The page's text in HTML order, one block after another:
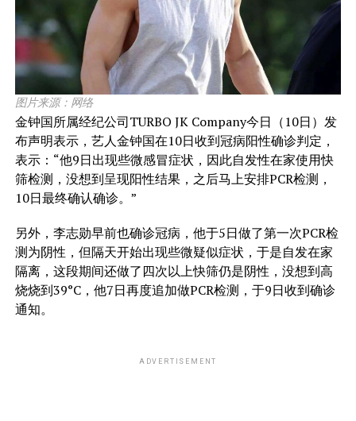
图片来源：网络
金钟国所属经纪公司TURBO JK Company今日（10日）发
布声明表示，艺人金钟国在10日收到冠病阳性确诊判定，
表示：“他9日出现些微感冒症状，因此自发性在家使用快
筛检测，没想到呈现阳性结果，之后马上安排PCR检测，
10日最终确认确诊。”
另外，李志勋早前也确诊冠病，他于5日做了第一次PCR检
测为阴性，但隔天开始出现些微疑似症状，于是自发在家
隔离，这段期间还做了四次以上快筛仍是阴性，没想到高
烧烧到39°C，他7日再度追加做PCR检测，于9日收到确诊
通知。
ADVERTISEMENT